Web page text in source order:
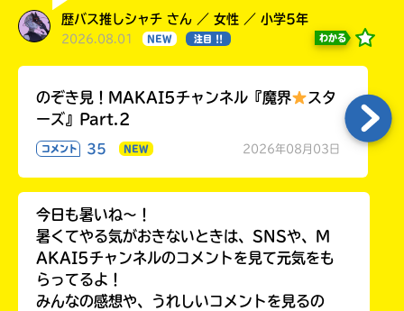
歴バス推しシャチ さん ／ 女性 ／ 小学5年
2026.08.01 NEW 注目 !! わかる
のぞき見！MAKAI5チャンネル『魔界
スタ
ーズ』Part.2
コメント 35 NEW 2026年08月03日
今日も暑いね〜！
暑くてやる気がおきないときは、SNSや、M
AKAI5チャンネルのコメントを見て元気をも
らってるよ！
みんなの感想や、うれしいコメントを見るの